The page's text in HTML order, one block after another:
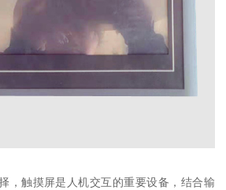
，触摸屏是人机交互的重要设备，结合输